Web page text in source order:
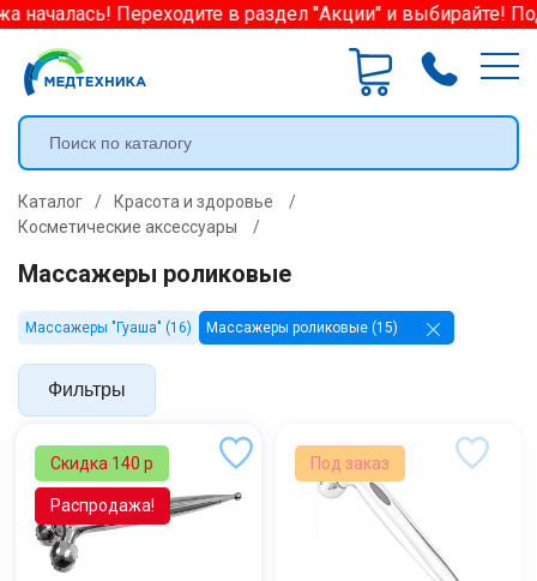
Переходите в раздел "Акции" и выбирайте!
Каталог / Красота и здоровье
/
Косметические аксессуары
/
Массажеры роликовые
Массажеры "Гуаша" (16) Массажеры роликовые (15)
Фильтры
Скидка 140 р
Распродажа!
Под заказ